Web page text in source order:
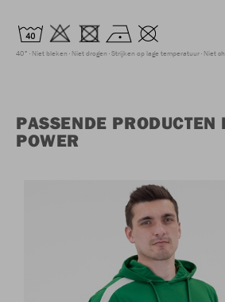
40° Niet bleken Niet drogen Strijken op lage temperatuur Niet
PASSENDE PRODUCTEN
POWER